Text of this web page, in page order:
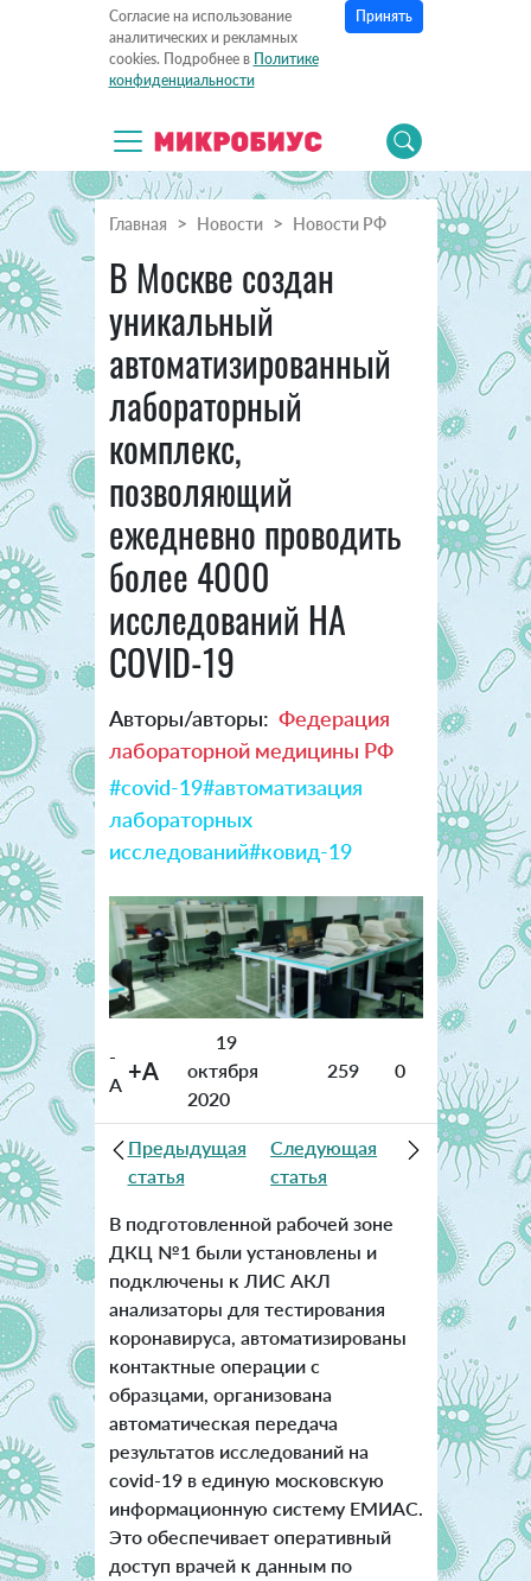
Согласие на использование
аналитических и рекламных
cookies. Подробнее в Политике
конфиденциальности
Принять
Главная Новости Новости РФ
В Москве создан
уникальный
автоматизированный
лабораторный
комплекс,
позволяющий
ежедневно проводить
более 4000
исследований НА
COVID-19
Авторы/авторы: Федерация
лабораторной медицины РФ
#covid-19#автоматизация
лабораторных
исследований#ковид-19
-
A +A
19
октября
2020
259 0
Предыдущая
статья
Следующая
статья
В подготовленной рабочей зоне
ДКЦ №1 были установлены и
подключены к ЛИС АКЛ
анализаторы для тестирования
коронавируса, автоматизированы
контактные операции с
образцами, организована
автоматическая передача
результатов исследований на
covid-19 в единую московскую
информационную систему ЕМИАС.
Это обеспечивает оперативный
доступ врачей к данным по